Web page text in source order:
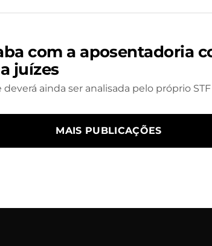
com a aposentadoria
juízes
ainda ser analisada pelo próprio STF
MAIS PUBLICAÇÕES